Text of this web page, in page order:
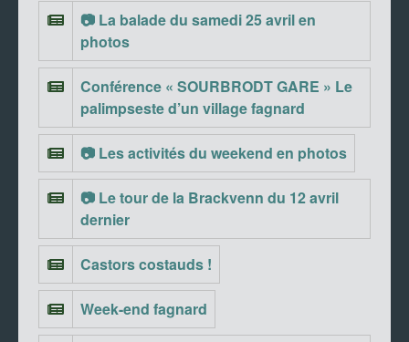
📷 La balade du samedi 25 avril en
photos
Conférence « SOURBRODT GARE » Le
palimpseste d’un village fagnard
📷 Les activités du weekend en photos
📷 Le tour de la Brackvenn du 12 avril
dernier
Castors costauds !
Week-end fagnard